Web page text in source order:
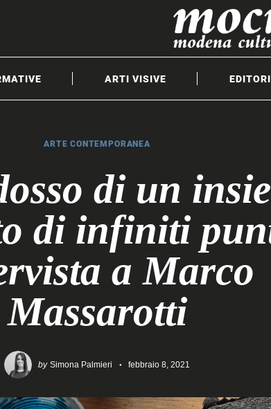
ARTI VISIVE
ARTE CONTEMPORANEA
di un
di infiniti
a Marco
Massarotti
by Simona Palmieri febbraio 8, 2021